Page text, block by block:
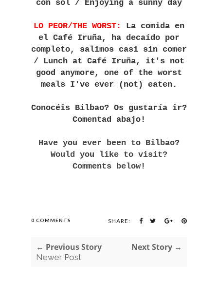
con sol / Enjoying a sunny day
LO PEOR/THE WORST: La comida en
el Café Iruña, ha decaído por
completo, salimos casi sin comer
/ Lunch at Café Iruña, it's not
good anymore, one of the worst
meals I've ever (not) eaten.
Conocéis Bilbao? Os gustaría ir?
Comentad abajo!
Have you ever been to Bilbao?
Would you like to visit?
Comments below!
0 COMMENTS SHARE:
← Previous Story
Newer Post
Next Story →